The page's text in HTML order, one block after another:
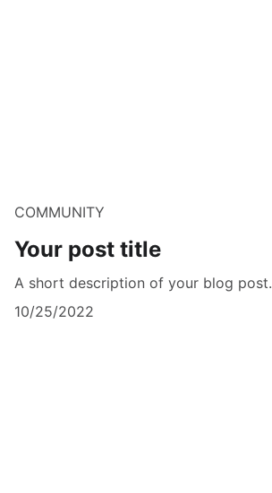
COMMUNITY
Your post title
A short description of your blog post.
10/25/2022